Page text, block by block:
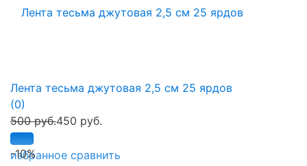
избранное сравнить
Лента тесьма джутовая 2,5 см 25 ярдов
(0)
500 руб.450 руб.
-10%